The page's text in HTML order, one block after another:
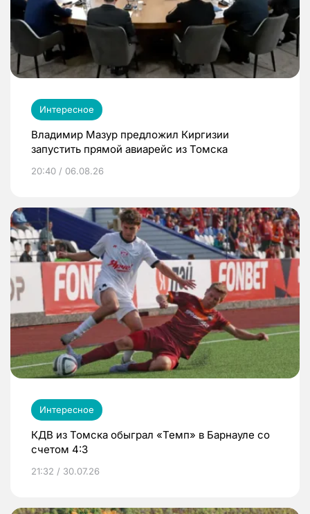
Интересное
Владимир Мазур предложил Киргизии
запустить прямой авиарейс из Томска
20:40 / 06.08.26
Интересное
КДВ из Томска обыграл «Темп» в Барнауле со
счетом 4:3
21:32 / 30.07.26